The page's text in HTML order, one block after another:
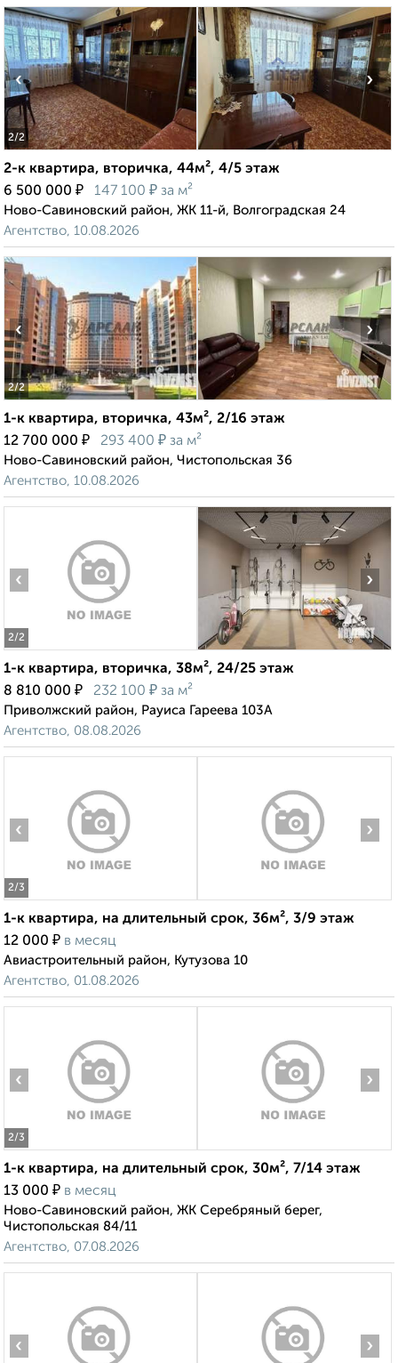
2/2
‹ ›
2-к квартира, вторичка, 44м², 4/5 этаж
6 500 000 ₽ 147 100 ₽ за м²
Ново-Савиновский район, ЖК 11-й, Волгоградская 24
Агентство, 10.08.2026
2/2
‹ ›
1-к квартира, вторичка, 43м², 2/16 этаж
12 700 000 ₽ 293 400 ₽ за м²
Ново-Савиновский район, Чистопольская 36
Агентство, 10.08.2026
2/2
‹ ›
1-к квартира, вторичка, 38м², 24/25 этаж
8 810 000 ₽ 232 100 ₽ за м²
Приволжский район, Рауиса Гареева 103А
Агентство, 08.08.2026
2/3
‹ ›
1-к квартира, на длительный срок, 36м², 3/9 этаж
12 000 ₽ в месяц
Авиастроительный район, Кутузова 10
Агентство, 01.08.2026
2/3
‹ ›
1-к квартира, на длительный срок, 30м², 7/14 этаж
13 000 ₽ в месяц
Ново-Савиновский район, ЖК Серебряный берег,
Чистопольская 84/11
Агентство, 07.08.2026
‹ ›